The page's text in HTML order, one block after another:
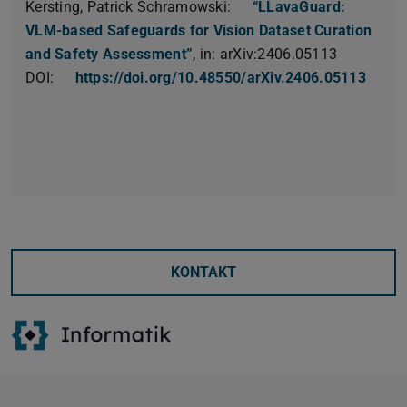
Kersting, Patrick Schramowski:
“LLavaGuard:
VLM-based Safeguards for Vision Dataset Curation
and Safety Assessment”, in: arXiv:2406.05113
DOI:
https://doi.org/10.48550/arXiv.2406.05113
KONTAKT